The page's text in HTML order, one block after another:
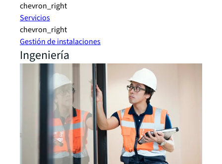
chevron_right
Servicios
chevron_right
Gestión de instalaciones
Ingeniería